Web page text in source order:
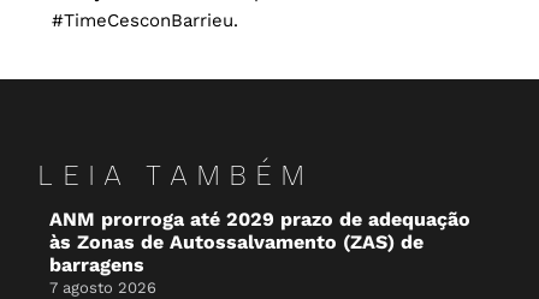
#TimeCesconBarrieu.
LEIA TAMBÉM
ANM prorroga até 2029 prazo de adequação
às Zonas de Autossalvamento (ZAS) de
barragens
7 agosto 2026